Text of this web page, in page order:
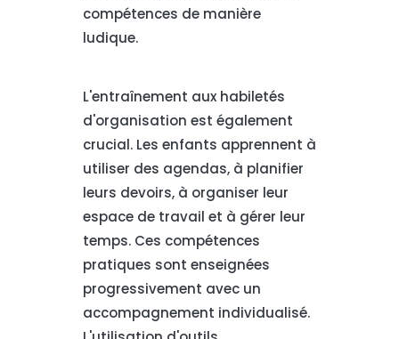
compétences de manière
ludique.
L'entraînement aux habiletés
d'organisation est également
crucial. Les enfants apprennent à
utiliser des agendas, à planifier
leurs devoirs, à organiser leur
espace de travail et à gérer leur
temps. Ces compétences
pratiques sont enseignées
progressivement avec un
accompagnement individualisé.